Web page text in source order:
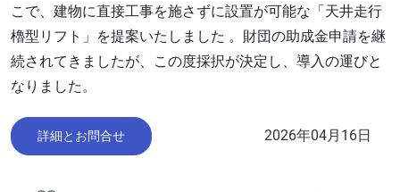
こで、建物に直接工事を施さずに設置が可能な「天井走行
櫓型リフト」を提案いたしました 。財団の助成金申請を継
続されてきましたが、この度採択が決定し、導入の運びと
なりました。
詳細とお問合せ 2026年04月16日